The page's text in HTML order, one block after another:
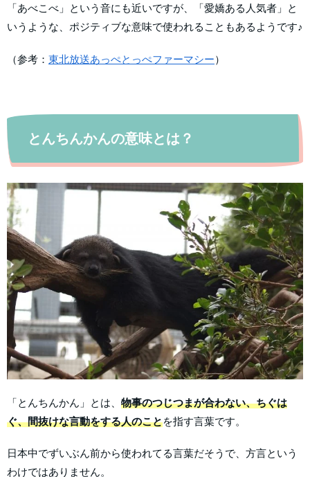
「あべこべ」という音にも近いですが、「愛嬌ある人気者」と
いうような、ポジティブな意味で使われることもあるようです♪
（参考： 東北放送あっぺとっぺファーマシー）
とんちんかんの意味とは？
「とんちんかん」とは、 物事のつじつまが合わない、ちぐは
ぐ、間抜けな言動をする人のことを指す言葉です。
日本中でずいぶん前から使われてる言葉だそうで、方言という
わけではありません。